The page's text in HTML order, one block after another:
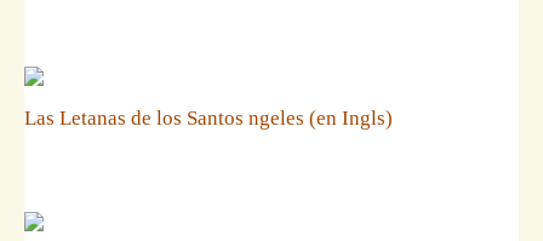
Las Letanas de los Santos ngeles (en Ingls)